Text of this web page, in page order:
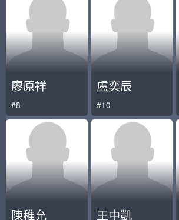
廖原祥
#8
盧奕辰
#10
陳稚允 王中凱